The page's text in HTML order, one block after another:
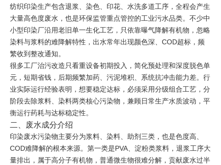
纺织印染生产包含退浆、染色、印花、水洗多道工序，全程会产生
大量高色度废水，也是环保监管重点管控的工业污水品类。不少中
小型印染厂沿用老旧单一生化工艺，只依靠曝气降解有机物，忽略
染料与浆料的难降解特性，出水常年出现颜色深、COD超标，频
繁收到整改通知。
很多工厂治污改造只看重设备初期投入，简化预处理和深度脱色单
元，短期省钱，后期频繁加药、污泥堆积、系统抗冲击能力差。行
业实际运行经验表明，想要稳定达标，必须采用分级组合工艺，分
阶段去除浆料、染料两类核心污染物，兼顾日常生产水质波动，平
衡运行药耗与达标稳定性。
二、废水成分介绍
印染废水污染物主要分为浆料、染料、助剂三类，也是色度高、
COD难降解的根本来源。第一类是PVA、淀粉类浆料，退浆工序大
量排出，属于高分子有机物，普通微生物很难分解，贡献废水过半